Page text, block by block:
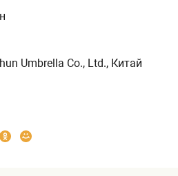
Umbrella Co., Ltd., Китай